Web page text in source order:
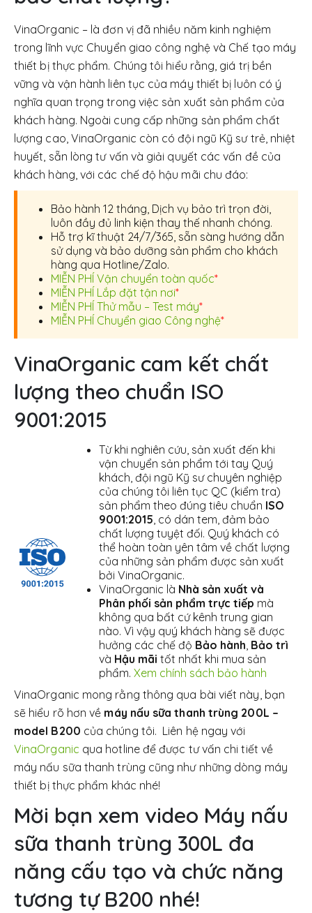
VinaOrganic – là đơn vị đã nhiều năm kinh nghiệm
trong lĩnh vực Chuyển giao công nghệ và Chế tạo máy
thiết bị thực phẩm. Chúng tôi hiểu rằng, giá trị bền
vững và vận hành liên tục của máy thiết bị luôn có ý
nghĩa quan trọng trong việc sản xuất sản phẩm của
khách hàng. Ngoài cung cấp những sản phẩm chất
lượng cao, VinaOrganic còn có đội ngũ Kỹ sư trẻ, nhiệt
huyết, sẵn lòng tư vấn và giải quyết các vấn đề của
khách hàng, với các chế độ hậu mãi chu đáo:
Bảo hành 12 tháng, Dịch vụ bảo trì trọn đời,
luôn đầy đủ linh kiện thay thế nhanh chóng.
Hỗ trợ kĩ thuật 24/7/365, sẵn sàng hướng dẫn
sử dụng và bảo dưỡng sản phẩm cho khách
hàng qua Hotline/Zalo.
MIỄN PHÍ Vận chuyển toàn quốc*
MIỄN PHÍ Lắp đặt tận nơi*
MIỄN PHÍ Thử mẫu – Test máy*
MIỄN PHÍ Chuyển giao Công nghệ*
VinaOrganic cam kết chất
lượng theo chuẩn ISO
9001:2015
Từ khi nghiên cứu, sản xuất đến khi
vận chuyển sản phẩm tới tay Quý
khách, đội ngũ Kỹ sư chuyên nghiệp
của chúng tôi liên tục QC (kiểm tra)
sản phẩm theo đúng tiêu chuẩn ISO
9001:2015 , có dán tem, đảm bảo
chất lượng tuyệt đối. Quý khách có
thể hoàn toàn yên tâm về chất lượng
của những sản phẩm được sản xuất
bởi VinaOrganic.
VinaOrganic là Nhà sản xuất và
Phân phối sản phẩm trực tiếp mà
không qua bất cứ kênh trung gian
nào. Vì vậy quý khách hàng sẽ được
hưởng các chế độ Bảo hành Bảo trì
và Hậu mãi tốt nhất khi mua sản
phẩm. Xem chính sách bảo hành
VinaOrganic mong rằng thông qua bài viết này, bạn
sẽ hiểu rõ hơn về máy nấu sữa thanh trùng 200L –
model B200 của chúng tôi. Liên hệ ngay với
VinaOrganic qua hotline để được tư vấn chi tiết về
máy nấu sữa thanh trùng cũng như những dòng máy
thiết bị thực phẩm khác nhé!
Mời bạn xem video Máy nấu
sữa thanh trùng 300L đa
năng cấu tạo và chức năng
tương tự B200 nhé!